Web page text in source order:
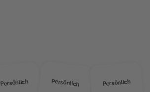
Persönlich Persönlich Persönlich